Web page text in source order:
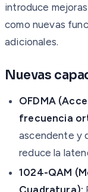
introduce
como nuevas
adicionales.
Nuevas
OFDMA
frecuencia
ascendente y
reduce la
1024-QAM
Cuadratura):